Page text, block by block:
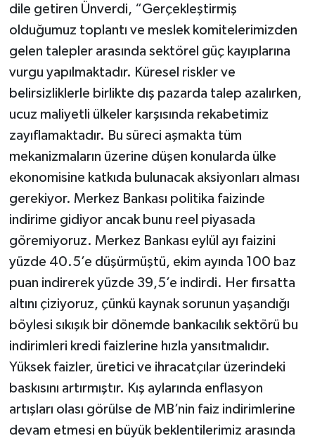
dile getiren Ünverdi, “Gerçekleştirmiş
olduğumuz toplantı ve meslek komitelerimizden
gelen talepler arasında sektörel güç kayıplarına
vurgu yapılmaktadır. Küresel riskler ve
belirsizliklerle birlikte dış pazarda talep azalırken,
ucuz maliyetli ülkeler karşısında rekabetimiz
zayıflamaktadır. Bu süreci aşmakta tüm
mekanizmaların üzerine düşen konularda ülke
ekonomisine katkıda bulunacak aksiyonları alması
gerekiyor. Merkez Bankası politika faizinde
indirime gidiyor ancak bunu reel piyasada
göremiyoruz. Merkez Bankası eylül ayı faizini
yüzde 40.5’e düşürmüştü, ekim ayında 100 baz
puan indirerek yüzde 39,5’e indirdi. Her fırsatta
altını çiziyoruz, çünkü kaynak sorunun yaşandığı
böylesi sıkışık bir dönemde bankacılık sektörü bu
indirimleri kredi faizlerine hızla yansıtmalıdır.
Yüksek faizler, üretici ve ihracatçılar üzerindeki
baskısını artırmıştır. Kış aylarında enflasyon
artışları olası görülse de MB’nin faiz indirimlerine
devam etmesi en büyük beklentilerimiz arasında